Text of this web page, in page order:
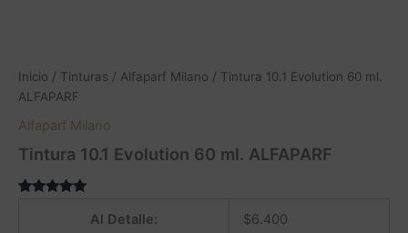
Inicio / Tinturas / Alfaparf Milano / Tintura 10.1 Evolution 60 ml.
ALFAPARF
Alfaparf Milano
Tintura 10.1 Evolution 60 ml. ALFAPARF
Al Detalle: $6.400